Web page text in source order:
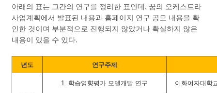
아래의 표는 그간의 연구를 정리한 표인데, 꿈의 오케스트라
사업계획에서 발표된 내용과 홈페이지 연구 공모 내용을 확
인한 것이며 부분적으로 진행되지 않았거나 확실하지 않은
내용이 있을 수 있다.
년도 연구주제
1. 학습영향평가 모델개발 연구 이화여자대학